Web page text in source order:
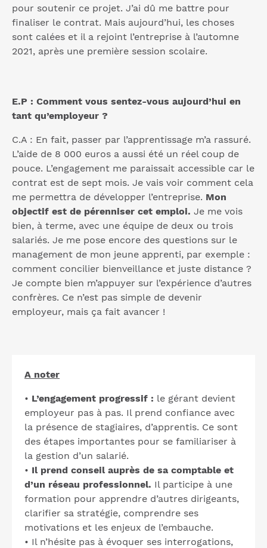
pour soutenir ce projet. J’ai dû me battre pour
finaliser le contrat. Mais aujourd’hui, les choses
sont calées et il a rejoint l’entreprise à l’automne
2021, après une première session scolaire.
E.P : Comment vous sentez-vous aujourd’hui en
tant qu’employeur ?
C.A : En fait, passer par l’apprentissage m’a rassuré.
L’aide de 8 000 euros a aussi été un réel coup de
pouce. L’engagement me paraissait accessible car le
contrat est de sept mois. Je vais voir comment cela
me permettra de développer l’entreprise. Mon
objectif est de pérenniser cet emploi. Je me vois
bien, à terme, avec une équipe de deux ou trois
salariés. Je me pose encore des questions sur le
management de mon jeune apprenti, par exemple :
comment concilier bienveillance et juste distance ?
Je compte bien m’appuyer sur l’expérience d’autres
confrères. Ce n’est pas simple de devenir
employeur, mais ça fait avancer !
A noter
• L’engagement progressif : le gérant devient
employeur pas à pas. Il prend confiance avec
la présence de stagiaires, d’apprentis. Ce sont
des étapes importantes pour se familiariser à
la gestion d’un salarié.
• Il prend conseil auprès de sa comptable et
d’un réseau professionnel. Il participe à une
formation pour apprendre d’autres dirigeants,
clarifier sa stratégie, comprendre ses
motivations et les enjeux de l’embauche.
• Il n’hésite pas à évoquer ses interrogations,